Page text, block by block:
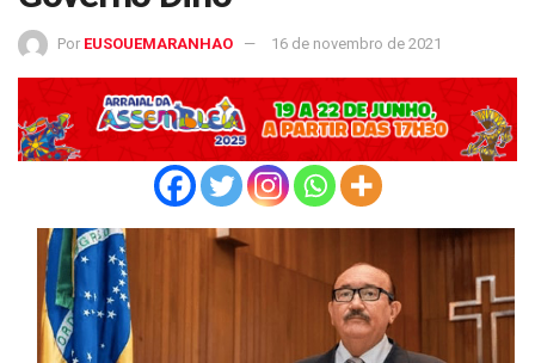
Por EUSOUEMARANHAO 16 de novembro de 2021